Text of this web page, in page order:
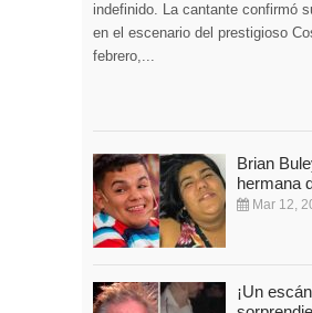
indefinido. La cantante confirmó
en el escenario del prestigioso
febrero,...
Brian
hermana
Mar 12,
¡Un